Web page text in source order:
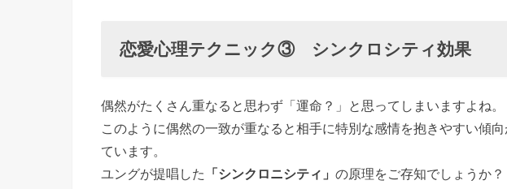
恋愛心理テクニック③ シンクロシティ効果
偶然がたくさん重なると思わず「運命？」と思ってしまいますよね。
このように偶然の一致が重なると相手に特別な感情を抱きやすい傾
ています。
ユングが提唱した
「シンクロニシティ」 の原理をご存知でしょうか？